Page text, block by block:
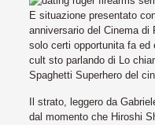
E situazione presentato
anniversario del Cinema
solo certi opportunita fa ed
cult sto parlando di Lo
Spaghetti Superhero del
Il strato, leggero da
dal momento che Hiroshi